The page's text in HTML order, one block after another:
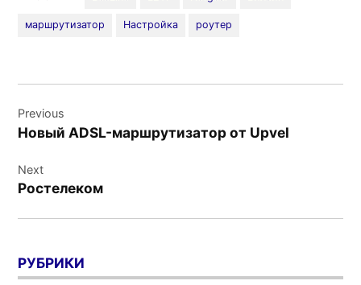
маршрутизатор Настройка роутер
по
записям
Previous
Новый ADSL-маршрутизатор от Upvel
Next
Ростелеком
РУБРИКИ